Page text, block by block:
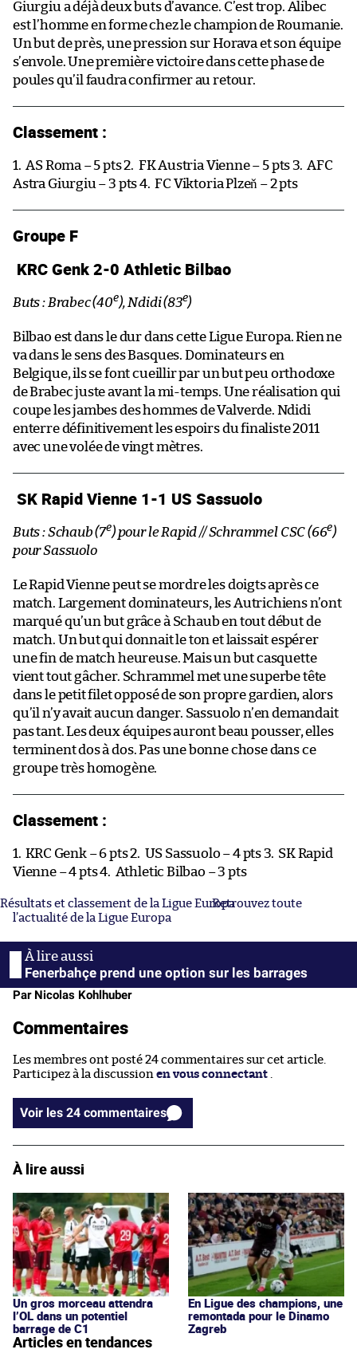
Giurgiu a déjà deux buts d’avance. C’est trop. Alibec
est l’homme en forme chez le champion de Roumanie.
Un but de près, une pression sur Horava et son équipe
s’envole. Une première victoire dans cette phase de
poules qu’il faudra confirmer au retour.
Classement :
1. AS Roma – 5 pts 2. FK Austria Vienne – 5 pts 3. AFC
Astra Giurgiu – 3 pts 4. FC Viktoria Plzeň – 2 pts
Groupe F
KRC Genk 2-0 Athletic Bilbao
Buts : Brabec (40e), Ndidi (83e)
Bilbao est dans le dur dans cette Ligue Europa. Rien ne
va dans le sens des Basques. Dominateurs en
Belgique, ils se font cueillir par un but peu orthodoxe
de Brabec juste avant la mi-temps. Une réalisation qui
coupe les jambes des hommes de Valverde. Ndidi
enterre définitivement les espoirs du finaliste 2011
avec une volée de vingt mètres.
SK Rapid Vienne 1-1 US Sassuolo
Buts : Schaub (7e) pour le Rapid // Schrammel CSC (66e)
pour Sassuolo
Le Rapid Vienne peut se mordre les doigts après ce
match. Largement dominateurs, les Autrichiens n’ont
marqué qu’un but grâce à Schaub en tout début de
match. Un but qui donnait le ton et laissait espérer
une fin de match heureuse. Mais un but casquette
vient tout gâcher. Schrammel met une superbe tête
dans le petit filet opposé de son propre gardien, alors
qu’il n’y avait aucun danger. Sassuolo n’en demandait
pas tant. Les deux équipes auront beau pousser, elles
terminent dos à dos. Pas une bonne chose dans ce
groupe très homogène.
Classement :
1. KRC Genk – 6 pts 2. US Sassuolo – 4 pts 3. SK Rapid
Vienne – 4 pts 4. Athletic Bilbao – 3 pts
Résultats et classement de la Ligue EuropaRetrouvez toute
l’actualité de la Ligue Europa
Fenerbahçe prend une option sur les barrages
Par Nicolas Kohlhuber
Commentaires
Les membres ont posté 24 commentaires sur cet article.
Participez à la discussion en vous connectant
Voir les 24 commentaires
À lire aussi
Un gros morceau attendra
l’OL dans un potentiel
barrage de C1
En Ligue des champions, une
remontada pour le Dinamo
Zagreb
Articles en tendances